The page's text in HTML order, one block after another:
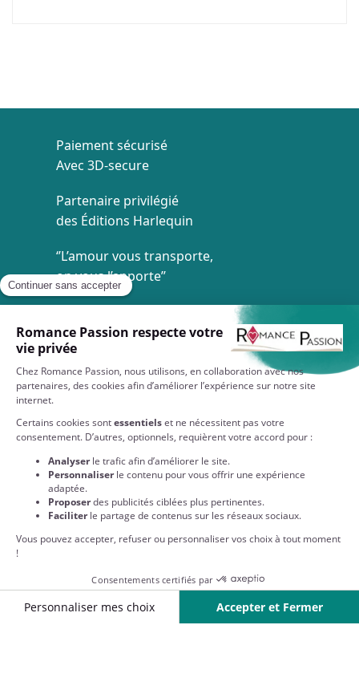
Paiement sécurisé
Avec 3D-secure
Partenaire privilégié
des Éditions Harlequin
‘’L’amour vous transporte,
on vous l’apporte’’
Dès 35€ d'achat
Service client
7/7 de 8h à 20h
À VOTRE SERVICE
EN SAVOIR PLUS SUR NOS COLLECTIONS
NOS PARTENAIRES
QUI SOMMES-NOUS ?
NOS ENGAGEMENTS